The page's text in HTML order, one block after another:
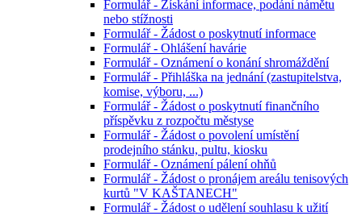
Formulář - Získání informace, podání námětu
nebo stížnosti
Formulář - Žádost o poskytnutí informace
Formulář - Ohlášení havárie
Formulář - Oznámení o konání shromáždění
Formulář - Přihláška na jednání (zastupitelstva,
komise, výboru, ...)
Formulář - Žádost o poskytnutí finančního
příspěvku z rozpočtu městyse
Formulář - Žádost o povolení umístění
prodejního stánku, pultu, kiosku
Formulář - Oznámení pálení ohňů
Formulář - Žádost o pronájem areálu tenisových
kurtů "V KAŠTANECH"
Formulář - Žádost o udělení souhlasu k užití